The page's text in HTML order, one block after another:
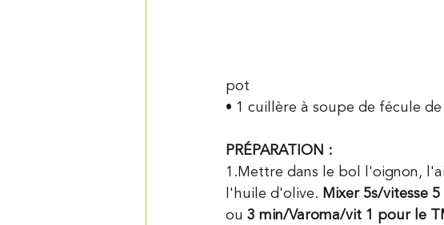
pot
• 1 cuillère à soupe de fécule de
PRÉPARATION :
1.Mettre dans le bol l'oignon,
l'huile d'olive. Mixer 5s/vitesse
ou 3 min/Varoma/vit 1 pour le